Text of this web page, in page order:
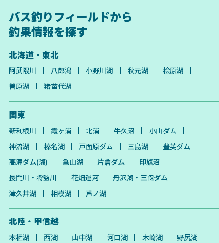
バス釣りフィールドから
釣果情報を探す
北海道・東北
阿武隈川 八郎潟 小野川湖 秋元湖
桧原湖
曽原湖
猪苗代湖
関東
新利根川 霞ヶ浦 北浦 牛久沼
小山ダム
神流湖
榛名湖 戸面原ダム 三島湖
豊英ダム
高滝ダム(湖)
亀山湖 片倉ダム
印旛沼
長門川・将監川
花畑運河
丹沢湖・三保ダム
津久井湖
相模湖 芦ノ湖
北陸・甲信越
本栖湖 西湖 山中湖 河口湖 木崎湖 野尻湖